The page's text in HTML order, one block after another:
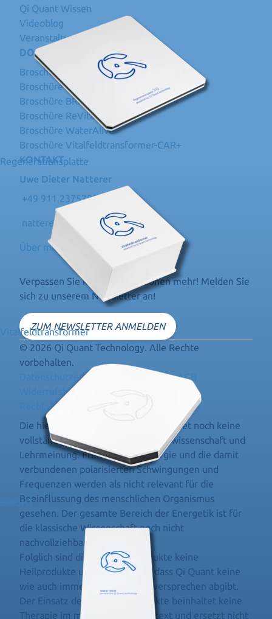
Regenerationsplatte
Vitalfeldtransformer
BRIGHT
Qi Quant Wissen
Videoblog
Veranstaltungen
DOWNLOADS
Broschüre Regenerationsplatte
Broschüre Vitalfeldtransformer
Broschüre BRIGHT
Broschüre ReVital
Broschüre WaterAlive
Broschüre Vitalfeldtransformer-CAR+
KONTAKT
Uwe Dieter Natterer
+49 911 23757800
natterer@lebenslust-leben.de
Über mich
Verpassen Sie keine Informationen mehr! Melden Sie
sich zu unserem Newsletter an!
ZUM NEWSLETTER ANMELDEN
© 2026 Qi Quant Technology. Alle Rechte
vorbehalten.
Datenschutzerklärung
Impressum
AGB
Widerrufsbelehrung
Rechtshinweis
Die hier vorgestellte Technologie findet noch keine
vollständige Zustimmung der Schulwissenschaft und
Lehrmeinung. Freie 0-Punkt-Energie und die damit
verbundenen polarisierten Schwingungen und
Frequenzen werden als nicht relevant für die
Beeinflussung des menschlichen Organismus
gesehen. Der gesamte Bereich der Energetik ist für
die klassische Wissenschaft noch nicht
nachvollziehbar.
Folglich sind die Qi Quant-Produkte keine
Heilprodukte und wir betonen, dass Qi Quant keine
wie auch immer gearteten Heilversprechen abgibt.
Der Einsatz der Qi Quant-Produkte beinhaltet keine
Therapie im medizinischen Kontext und ersetzt nicht